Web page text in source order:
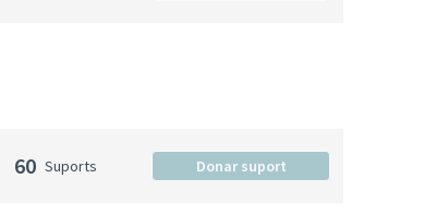
60 Suports Donar suport